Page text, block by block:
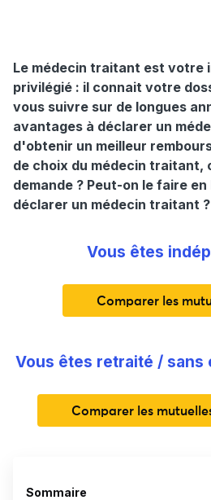
Le médecin traitant est votre
privilégié : il connait votre
vous suivre sur de longues
avantages à déclarer un
d'obtenir un meilleur
de choix du médecin traitant,
demande ? Peut-on le faire en
déclarer un médecin traitant
Vous êtes
Comparer les
Vous êtes retraité / sans
Comparer les
Sommaire